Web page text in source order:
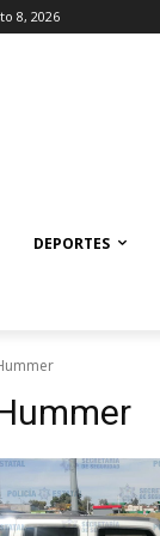
8, 2026
DEPORTES